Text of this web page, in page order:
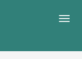
მენიუ